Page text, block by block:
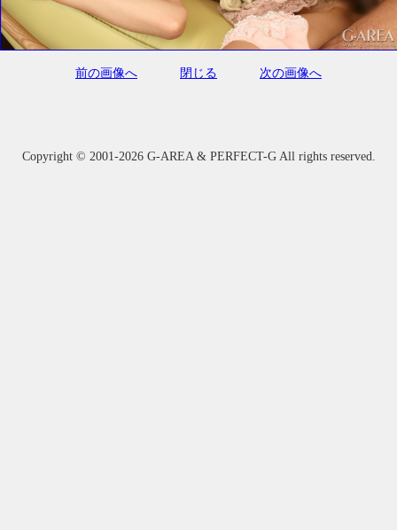
前の画像へ 閉じる 次の画像へ
Copyright © 2001-2026 G-AREA & PERFECT-G All rights reserved.